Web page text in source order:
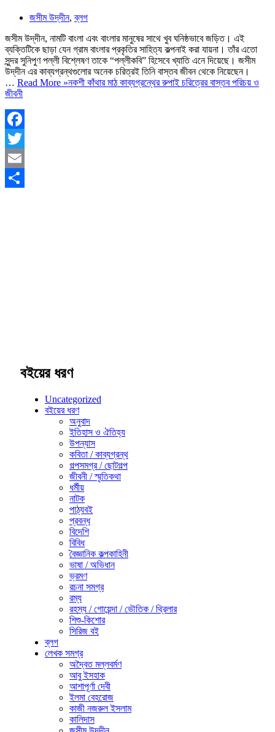
জসীম উদ্‌দীন,ব্লগ
জসীম উদ্‌দীন, নামটি বাংলা এবং বাংলার মানুষের সাথে খুব ঘনিষ্ঠভাবে জড়িত। এই
ব্যক্তিটিকে ছাড়া যেন গ্রাম বাংলার প্রকৃতির সাহিত্য কল্পনাই করা যায়না। তাঁর এতো
সুন্দর সুনিপুণ পল্লী বিশ্লেষণ তাকে “পল্লীকবি” হিসেবে খ্যাতি এনে দিয়েছে। জসীম
উদ্‌দীন এর কাব্যগ্রন্থগুলোর অনেক চরিত্রই তিনি বাস্তব জীবন থেকে নিয়েছেন।
… Read More »নকশী কাঁথার মাঠ কাব্যগ্রন্থের রুপাই চরিত্রের বাস্তব পরিচয় ও
জীবনী
Facebook
Twitter
Email
বইয়ের ধরণ
Uncategorized
বইয়ের ধরণ
অনুবাদ
ইতিহাস ও ঐতিহ্য
উপন্যাস
কবিতা / কাব্যগ্রন্থ
গল্পসমগ্র / ছোটগল্প
জীবনী / স্মৃতিকথা
ধর্মীয়
নাটক
পাঠ্যবই
প্রবন্ধ
বিদেশি
বিবিধ
বৈজ্ঞানিক কল্পকাহিনী
ভাষা / অভিধান
ভ্রমণ
রচনা সমগ্র
রম্য
রহস্য / গোয়েন্দা / ভৌতিক / থ্রিলার
শিশু-কিশোর
সিরিজ বই
ব্লগ
লেখক সমগ্র
অদ্বৈত মল্লবর্মণ
আবু ইসহাক
আশাপূর্ণা দেবী
ইলমা বেহরোজ
কাজী নজরুল ইসলাম
কালিদাস